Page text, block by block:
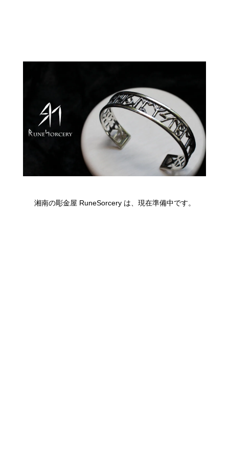
湘南の彫金屋 RuneSorcery は、現在準備中です。